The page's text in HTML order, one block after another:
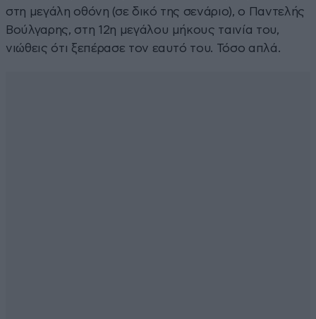
στη μεγάλη οθόνη (σε δικό της σενάριο), ο Παντελής
Βούλγαρης, στη 12η μεγάλου μήκους ταινία του,
νιώθεις ότι ξεπέρασε τον εαυτό του. Τόσο απλά.